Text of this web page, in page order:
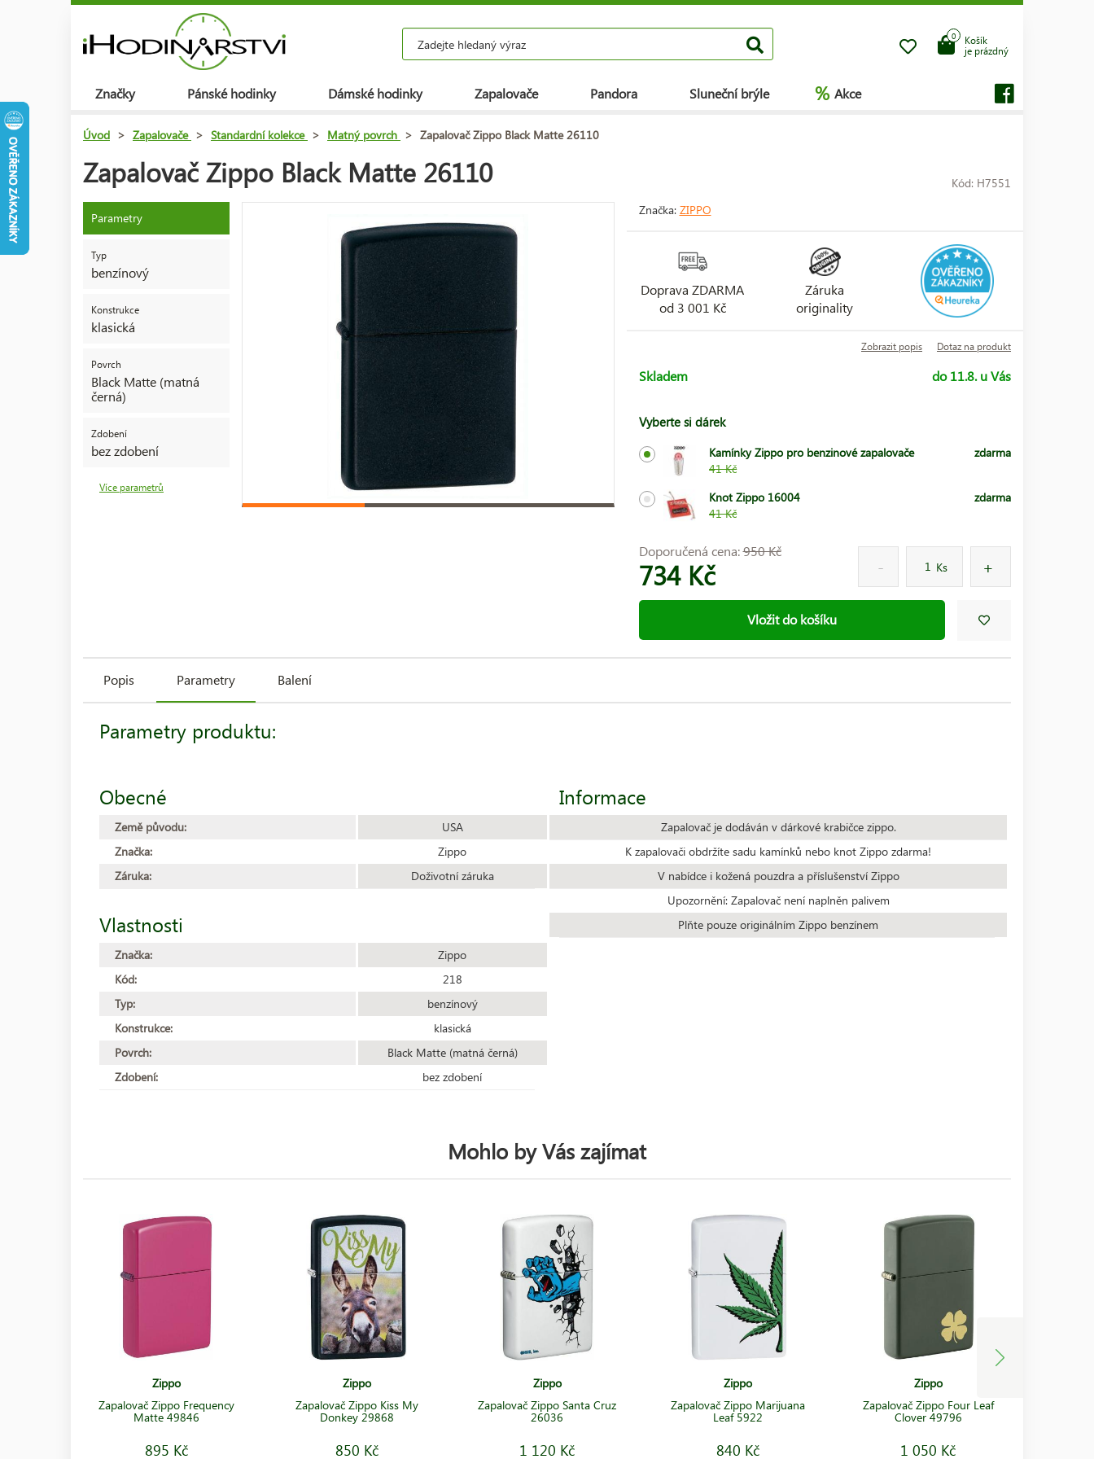
Košík
je prázdný
0
Značky Pánské hodinky Dámské hodinky Zapalovače Pandora Sluneční brýle % Akce
Úvod > Zapalovače > Standardní kolekce > Matný povrch > Zapalovač Zippo Black Matte 26110
Zapalovač Zippo Black Matte 26110 Kód: H7551
Parametry
Typ
benzínový
Konstrukce
klasická
Povrch
Black Matte (matná
černá)
Zdobení
bez zdobení
Více parametrů
Značka: ZIPPO
Doprava ZDARMA
od 3 001 Kč
Záruka
originality
Zobrazit popis Dotaz na produkt
Skladem do 11.8. u Vás
Vyberte si dárek
Kamínky Zippo pro benzinové zapalovače
41 Kč
zdarma
Knot Zippo 16004
41 Kč
zdarma
Doporučená cena:950 Kč
734 Kč Ks
Vložit do košíku
Popis Parametry Balení
Parametry produktu:
Obecné
Země původu:
USA
Značka:
Zippo
Záruka:
Doživotní záruka
Vlastnosti
Značka:
Zippo
Kód:
218
Typ:
benzínový
Konstrukce:
klasická
Povrch:
Black Matte (matná černá)
Zdobení:
bez zdobení
Informace
Zapalovač je dodáván v dárkové krabičce zippo.
K zapalovači obdržíte sadu kamínků nebo knot Zippo zdarma!
V nabídce i kožená pouzdra a příslušenství Zippo
Upozornění: Zapalovač není naplněn palivem
Plňte pouze originálním Zippo benzínem
Mohlo by Vás zajímat
Zippo
Zapalovač Zippo Frequency
Matte 49846
895 Kč
Zippo
Zapalovač Zippo Kiss My
Donkey 29868
850 Kč
Zippo
Zapalovač Zippo Santa Cruz
26036
1 120 Kč
Zippo
Zapalovač Zippo Marijuana
Leaf 5922
840 Kč
Zippo
Zapalovač Zippo Four Leaf
Clover 49796
1 050 Kč